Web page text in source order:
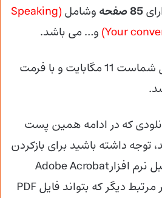
85 صفحه وشامل (Speaking
و… می باشد.
حجم فایلی که در مقابل شماست 11 مگابایت و با فرمت
که در ادامه همین پست
توجه داشته باشید برای بازکردن
این فایل شما باید از قبل نرم افزارAdobe Acrobat